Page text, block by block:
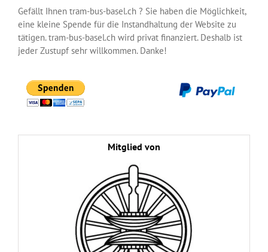
Gefällt Ihnen tram-bus-basel.ch ? Sie haben die Möglichkeit,
eine kleine Spende für die Instandhaltung der Website zu
tätigen. tram-bus-basel.ch wird privat finanziert. Deshalb ist
jeder Zustupf sehr willkommen. Danke!
Mitglied von